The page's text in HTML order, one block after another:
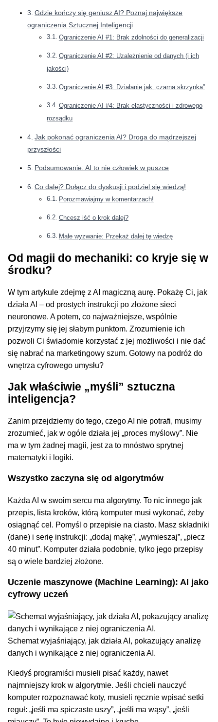
Gdzie kończy się geniusz AI? Poznaj największe
ograniczenia Sztucznej Inteligencji
Ograniczenie AI #1: Brak zdolności do generalizacji
Ograniczenie AI #2: Uzależnienie od danych (i ich
jakości)
Ograniczenie AI #3: Działanie jak „czarna skrzynka”
Ograniczenie AI #4: Brak elastyczności i zdrowego
rozsądku
Jak pokonać ograniczenia AI? Droga do mądrzejszej
przyszłości
Podsumowanie: AI to nie człowiek w puszce
Co dalej? Dołącz do dyskusji i podziel się wiedzą!
Porozmawiajmy w komentarzach!
Chcesz iść o krok dalej?
Małe wyzwanie: Przekaż dalej tę wiedzę
Od magii do mechaniki: co kryje się w
środku?
W tym artykule zdejmę z AI magiczną aurę. Pokażę Ci, jak
działa AI – od prostych instrukcji po złożone sieci
neuronowe. A potem, co najważniejsze, wspólnie
przyjrzymy się jej słabym punktom. Zrozumienie ich
pozwoli Ci świadomie korzystać z jej możliwości i nie dać
się nabrać na marketingowy szum. Gotowy na podróż do
wnętrza cyfrowego umysłu?
Jak właściwie „myśli” sztuczna
inteligencja?
Zanim przejdziemy do tego, czego AI nie potrafi, musimy
zrozumieć, jak w ogóle działa jej „proces myślowy”. Nie
ma w tym żadnej magii, jest za to mnóstwo sprytnej
matematyki i logiki.
Wszystko zaczyna się od algorytmów
Każda AI w swoim sercu ma algorytmy. To nic innego jak
przepis, lista kroków, którą komputer musi wykonać, żeby
osiągnąć cel. Pomyśl o przepisie na ciasto. Masz składniki
(dane) i serię instrukcji: „dodaj mąkę”, „wymieszaj”, „piecz
40 minut”. Komputer działa podobnie, tylko jego przepisy
są o wiele bardziej złożone.
Uczenie maszynowe (Machine Learning): AI jako
cyfrowy uczeń
Schemat wyjaśniający, jak działa AI, pokazujący analizę
danych i wynikające z niej ograniczenia AI.
Kiedyś programiści musieli pisać każdy, nawet
najmniejszy krok w algorytmie. Jeśli chcieli nauczyć
komputer rozpoznawać koty, musieli ręcznie wpisać setki
reguł: „jeśli ma spiczaste uszy”, „jeśli ma wąsy”, „jeśli